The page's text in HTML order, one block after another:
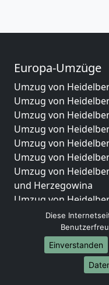
Europa-Umzüge
Umzug von
Umzug von
Umzug von
Umzug von
Umzug von
Umzug von
Umzug von
und Herzegowina
Umzug von
Umzug von
Umzug von
Umzug von
Umzug von
Umzug von
Diese
Einverstanden